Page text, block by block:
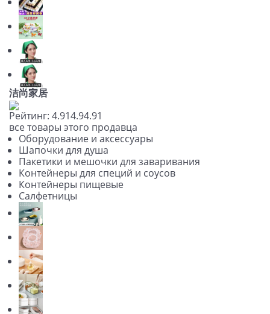
洁尚家居
Рейтинг: 4.914.94.91
все товары этого продавца
Оборудование и аксессуары
Шапочки для душа
Пакетики и мешочки для заваривания
Контейнеры для специй и соусов
Контейнеры пищевые
Салфетницы